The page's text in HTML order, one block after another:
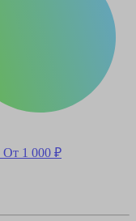
От 1 000 ₽